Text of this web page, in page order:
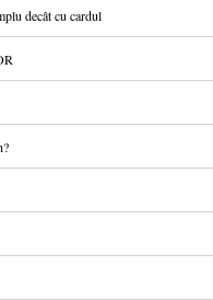
decât cu cardul